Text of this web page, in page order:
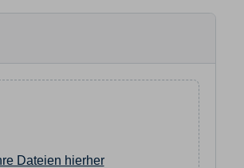
Dateien hierher